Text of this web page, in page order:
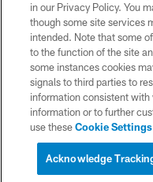
YOUR
in our Privacy Policy. You
though some site services
intended. Note that some
to the function of the site
some instances cookies
signals to third parties to
information consistent with
information or to further
use theseCookie Settings
Acknowledge